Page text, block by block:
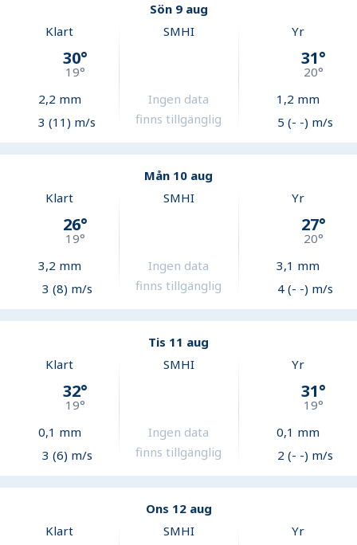
Sön 9 aug
Klart
30°
19°
2,2 mm
3 (11) m/s
SMHI
Ingen data
finns tillgänglig
Yr
31°
20°
1,2 mm
5 (- -) m/s
Mån 10 aug
Klart
26°
19°
3,2 mm
3 (8) m/s
SMHI
Ingen data
finns tillgänglig
Yr
27°
20°
3,1 mm
4 (- -) m/s
Tis 11 aug
Klart
32°
19°
0,1 mm
3 (6) m/s
SMHI
Ingen data
finns tillgänglig
Yr
31°
19°
0,1 mm
2 (- -) m/s
Ons 12 aug
Klart
SMHI Yr